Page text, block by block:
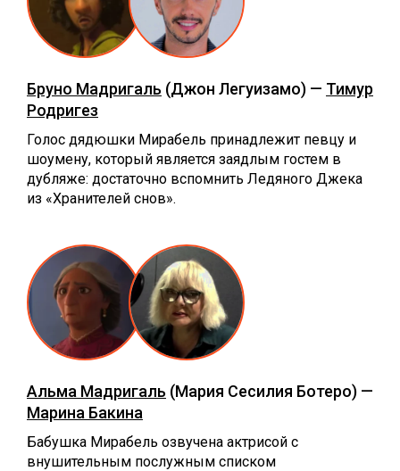
Бруно Мадригаль (Джон Легуизамо) — Тимур
Родригез
Голос дядюшки Мирабель принадлежит певцу и
шоумену, который является заядлым гостем в
дубляже: достаточно вспомнить Ледяного Джека
из «Хранителей снов».
Альма Мадригаль (Мария Сесилия Ботеро) —
Марина Бакина
Бабушка Мирабель озвучена актрисой с
внушительным послужным списком